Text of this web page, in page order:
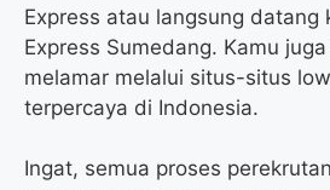
Express atau langsung datang
Express Sumedang. Kamu
melamar melalui situs-situs
terpercaya di Indonesia.
Ingat, semua proses